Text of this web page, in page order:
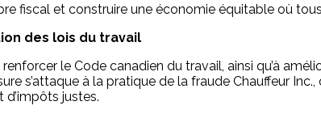
fiscal et construire une économie équitable où
des lois du travail
le Code canadien du travail, ainsi qu’à
s’attaque à la pratique de la fraude Chauffeur
justes.